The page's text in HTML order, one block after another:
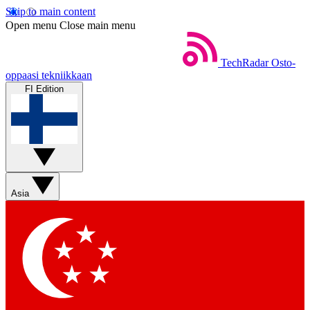
Skip to main content
Open menu Close main menu
TechRadar Osto-
oppaasi tekniikkaan
FI Edition
Asia